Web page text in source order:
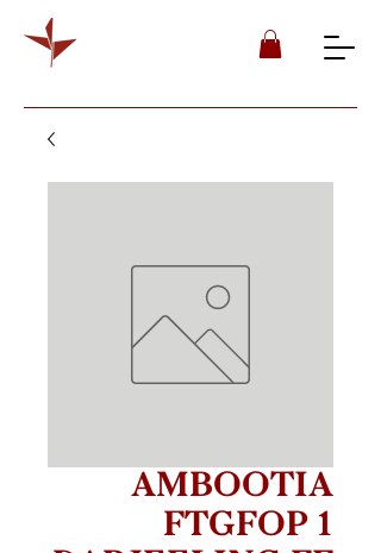
AMBOOTIA
FTGFOP 1